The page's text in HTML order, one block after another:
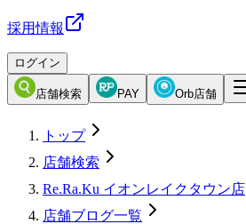
採用情報
ログイン
店舗検索 PAY Orb店舗
トップ
店舗検索
Re.Ra.Ku イオンレイクタウン店
店舗ブログ一覧